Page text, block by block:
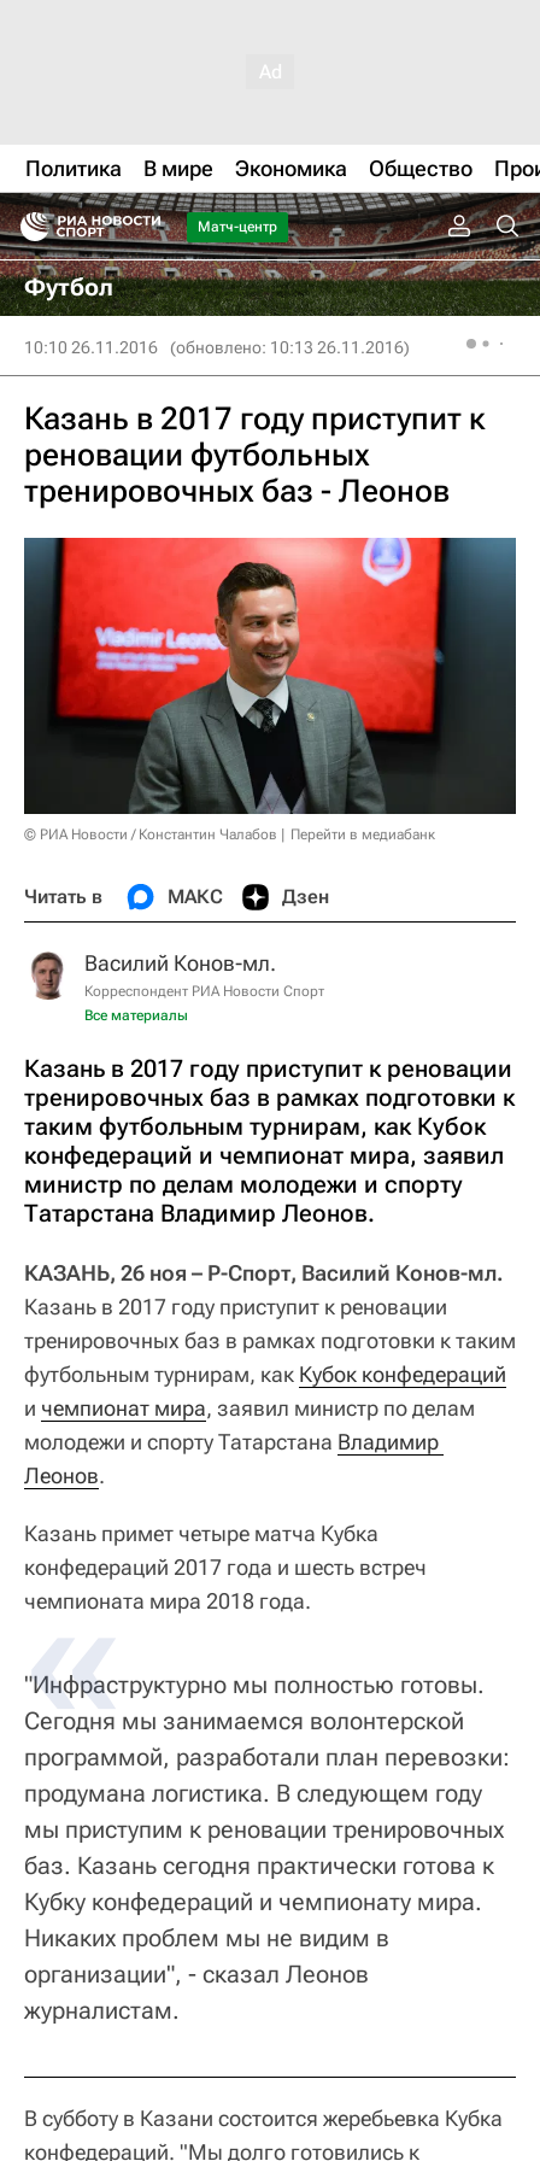
Политика В мире Экономика Общество
Матч-центр
Футбол
10:10 26.11.2016 (обновлено: 10:13 26.11.2016)
Казань в 2017 году приступит к
реновации футбольных
тренировочных баз - Леонов
© РИА Новости / Константин Чалабов Перейти в медиабанк
Читать в МАКС Дзен
Василий Конов-мл.
Корреспондент РИА Новости Спорт
Все материалы
Казань в 2017 году приступит к реновации
тренировочных баз в рамках подготовки к
таким футбольным турнирам, как Кубок
конфедераций и чемпионат мира, заявил
министр по делам молодежи и спорту
Татарстана Владимир Леонов.
КАЗАНЬ, 26 ноя – Р-Спорт, Василий Конов-мл.
Казань в 2017 году приступит к реновации
тренировочных баз в рамках подготовки к таким
футбольным турнирам, как Кубок конфедераций
и чемпионат мира, заявил министр по делам
молодежи и спорту Татарстана Владимир
Леонов.
Казань примет четыре матча Кубка
конфедераций 2017 года и шесть встреч
чемпионата мира 2018 года.
"Инфраструктурно мы полностью готовы.
Сегодня мы занимаемся волонтерской
программой, разработали план перевозки:
продумана логистика. В следующем году
мы приступим к реновации тренировочных
баз. Казань сегодня практически готова к
Кубку конфедераций и чемпионату мира.
Никаких проблем мы не видим в
организации", - сказал Леонов
журналистам.
В субботу в Казани состоится жеребьевка Кубка
конфедераций. "Мы долго готовились к